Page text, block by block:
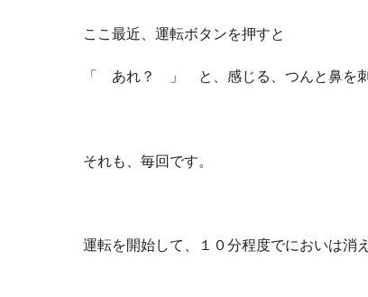
ここ最近、運転ボタンを押すと
「 あれ？ 」 と、感じる、つんと鼻を刺
それも、毎回です。
運転を開始して、１０分程度でにおいは消